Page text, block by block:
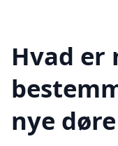
Hvad er
nye